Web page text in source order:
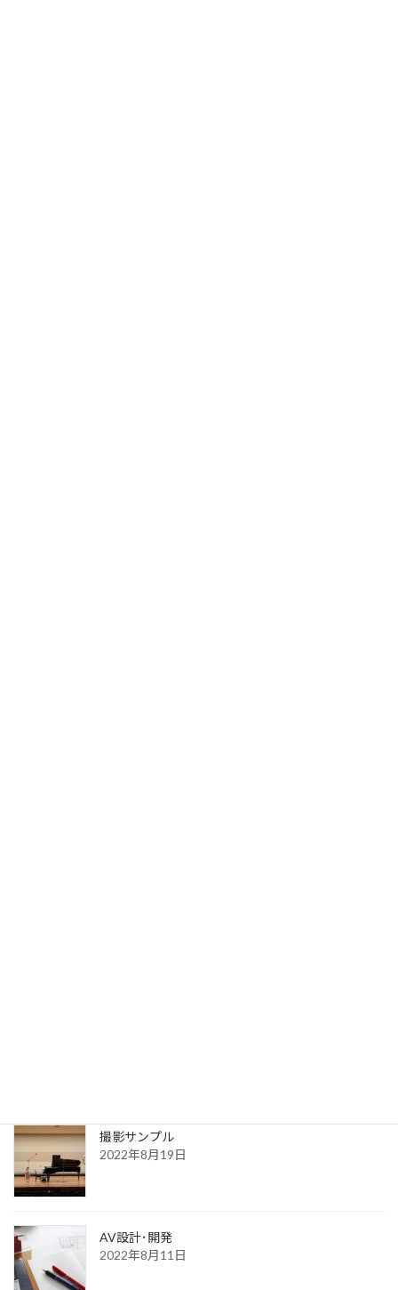
撮影サンプル
2022年8月19日
AV設計･開発
2022年8月11日